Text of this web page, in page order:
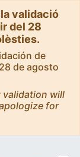
validació
del 28
de
de agosto
validation will
for